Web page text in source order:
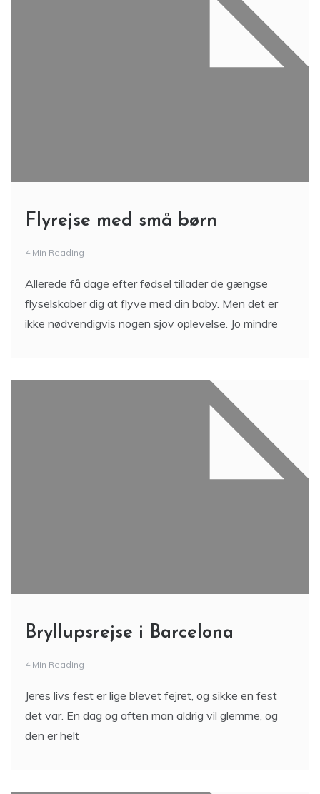
Flyrejse med små børn
4 Min Reading
Allerede få dage efter fødsel tillader de gængse
flyselskaber dig at flyve med din baby. Men det er
ikke nødvendigvis nogen sjov oplevelse. Jo mindre
Bryllupsrejse i Barcelona
4 Min Reading
Jeres livs fest er lige blevet fejret, og sikke en fest
det var. En dag og aften man aldrig vil glemme, og
den er helt